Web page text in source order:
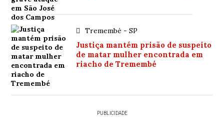
Tremembé - SP
Justiça mantém prisão de suspeito
de matar mulher encontrada em
riacho de Tremembé
PUBLICIDADE